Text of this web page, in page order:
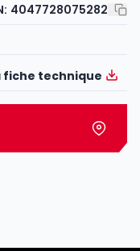
4047728075282
fiche technique